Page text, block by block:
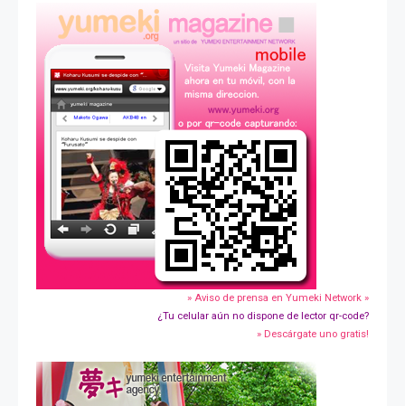
» Aviso de prensa en Yumeki Network »
¿Tu celular aún no dispone de lector qr-code?
» Descárgate uno gratis!